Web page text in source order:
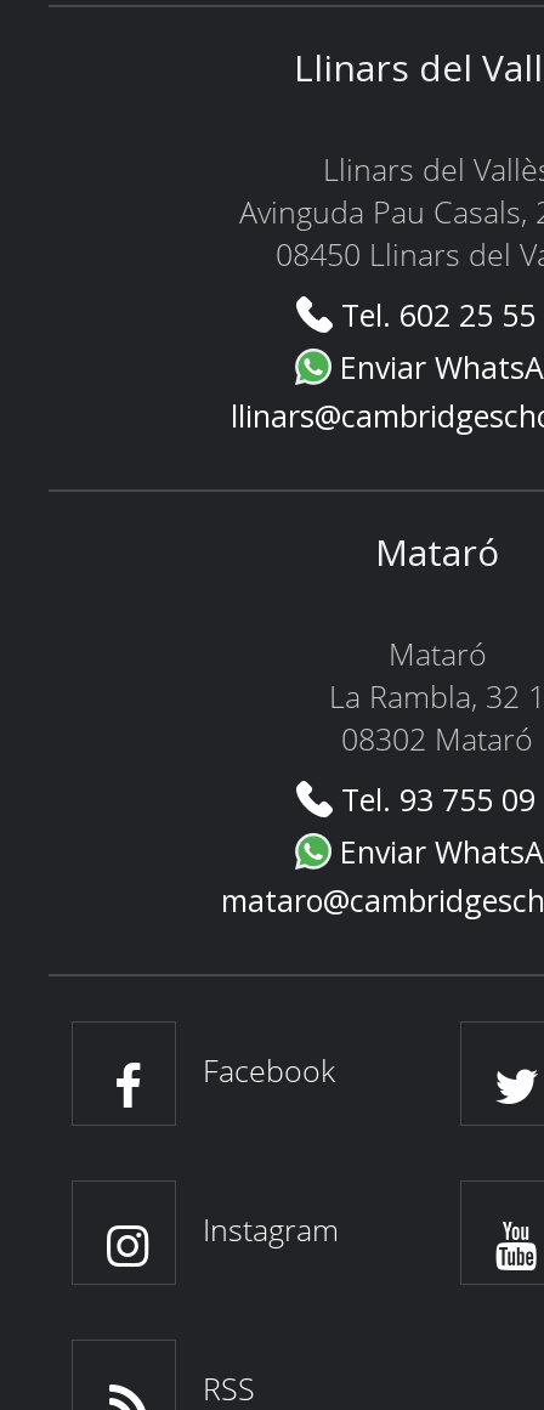
Llinars del
Llinars del
Avinguda Pau Casals,
08450 Llinars del
Tel. 602 25
Enviar
Mataró
Mataró
La Rambla, 32 1
08302 Mataró
Tel. 93 755
Enviar
Facebook
Instagram
RSS